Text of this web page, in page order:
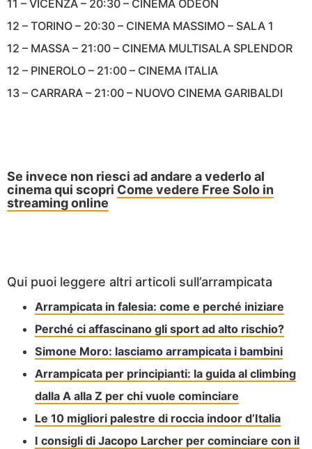
11 – VICENZA – 20:30 – CINEMA ODEON
12 – TORINO – 20:30 – CINEMA MASSIMO – SALA 1
12 – MASSA – 21:00 – CINEMA MULTISALA SPLENDOR
12 – PINEROLO – 21:00 – CINEMA ITALIA
13 – CARRARA – 21:00 – NUOVO CINEMA GARIBALDI
Se invece non riesci ad andare a vederlo al
cinema qui scopri Come vedere Free Solo in
streaming online
Qui puoi leggere altri articoli sull’arrampicata
Arrampicata in falesia: come e perché iniziare
Perché ci affascinano gli sport ad alto rischio?
Simone Moro: lasciamo arrampicata i bambini
Arrampicata per principianti: la guida al climbing
dalla A alla Z per chi vuole cominciare
Le 10 migliori palestre di roccia indoor d’Italia
I consigli di Jacopo Larcher per cominciare con il